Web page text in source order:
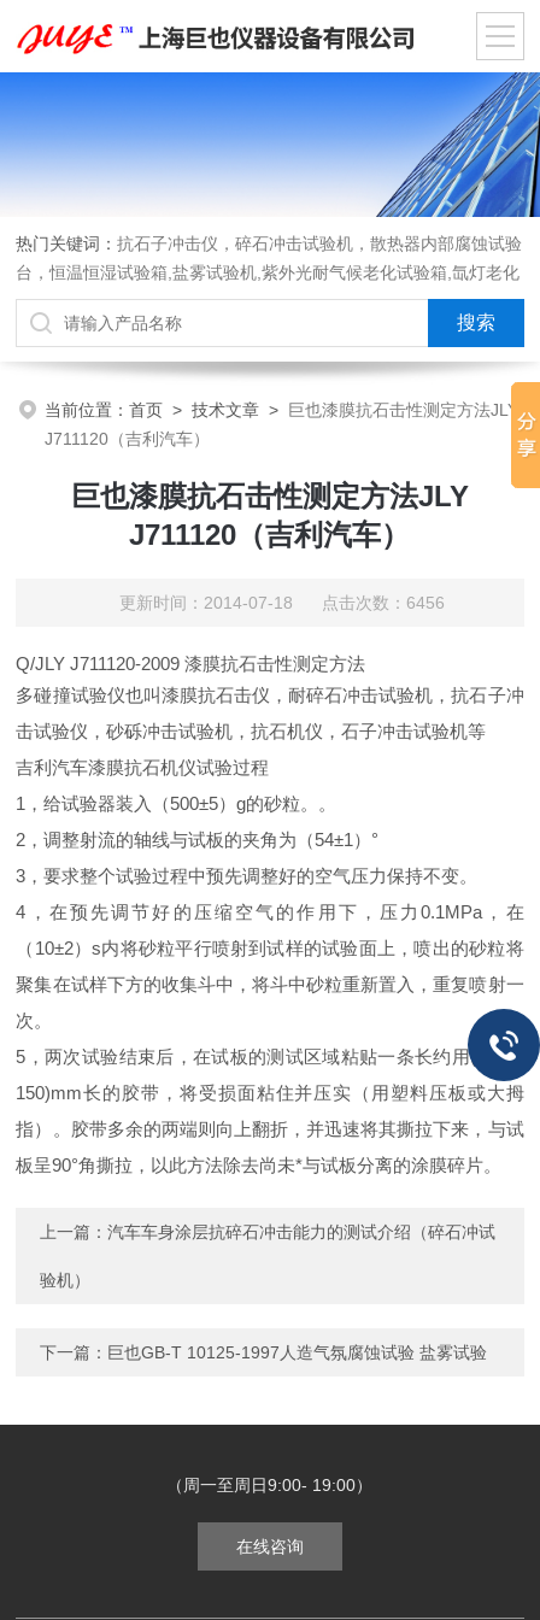
热门关键词：抗石子冲击仪，碎石冲击试验机，散热器内部腐蚀试验
台，恒温恒湿试验箱,盐雾试验机,紫外光耐气候老化试验箱,氙灯老化
试验箱，沙尘试验箱，淋雨试验箱，汽车内饰材料燃烧试验机
当前位置：首页 >技术文章 > 巨也漆膜抗石击性测定方法JLY
J711120（吉利汽车）
巨也漆膜抗石击性测定方法JLY
J711120（吉利汽车）
更新时间：2014-07-18 点击次数：6456
Q/JLY J711120-2009 漆膜抗石击性测定方法
多碰撞试验仪也叫漆膜抗石击仪， 耐碎石冲击试验机，抗石子冲
击试验仪，砂砾冲击试验机，抗石机仪，石子冲击试验机等
吉利汽车漆膜抗石机仪试验过程
1，给试验器装入（500±5）g的砂粒。。
2，调整射流的轴线与试板的夹角为（54±1）°
3，要求整个试验过程中预先调整好的空气压力保持不变。
4，在预先调节好的压缩空气的作用下，压力0.1MPa，在
（10±2）s内将砂粒平行喷射到试样的试验面上，喷出的砂粒将
聚集在试样下方的收集斗中，将斗中砂粒重新置入，重复喷射一
次。
5，两次试验结束后，在试板的测试区域粘贴一条长约用(120～
150)mm长的胶带，将受损面粘住并压实（用塑料压板或大拇
指）。胶带多余的两端则向上翻折，并迅速将其撕拉下来，与试
板呈90°角撕拉，以此方法除去尚未*与试板分离的涂膜碎片。
上一篇：汽车车身涂层抗碎石冲击能力的测试介绍（碎石冲试
验机）
下一篇： 巨也GB-T 10125-1997人造气氛腐蚀试验 盐雾试验
（周一至周日9:00- 19:00）
在线咨询